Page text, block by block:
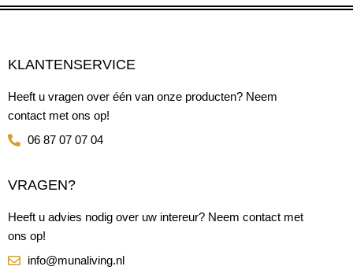
KLANTENSERVICE
Heeft u vragen over één van onze producten? Neem
contact met ons op!
06 87 07 07 04
VRAGEN?
Heeft u advies nodig over uw intereur? Neem contact met
ons op!
info@munaliving.nl